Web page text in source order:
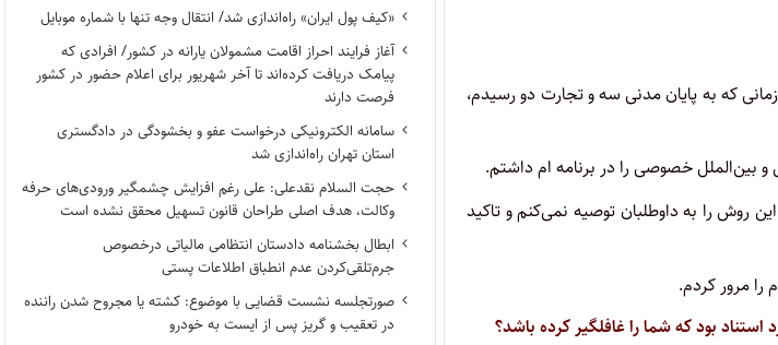
که به پایان مدنی سه و تجارت دو رسیدم،
بین‌الملل خصوصی را در برنامه ام داشتم.
روش را به داوطلبان توصیه نمی‌کنم و تاکید
را مرور کردم.
بود که شما را غافلگیر کرده باشد؟
«کیف پول ایران» راه‌اندازی شد/ انتقال وجه تنها با شماره موبایل
آغاز فرایند احراز اقامت مشمولان یارانه در کشور/ افرادی که
پیامک دریافت کرده‌اند تا آخر شهریور برای اعلام حضور در کشور
فرصت دارند
سامانه الکترونیکی درخواست عفو و بخشودگی در دادگستری
استان تهران راه‌اندازی شد
حجت السلام نقدعلی: علی رغم افزایش چشمگیر ورودی‌های حرفه
وکالت، هدف اصلی طراحان قانون تسهیل محقق نشده است
ابطال بخشنامه دادستان انتظامی مالیاتی درخصوص
جرم‌تلقی‌کردن عدم انطباق اطلاعات پستی
صورتجلسه نشست قضایی با موضوع: کشته یا مجروح شدن راننده
در تعقیب و گریز پس از ایست به خودرو